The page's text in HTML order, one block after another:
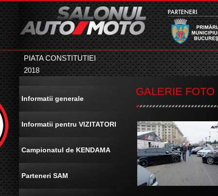
PIATA CONSTITUTIEI
2018
Informatii generale
Informatii pentru VIZITATORI
Campionatul de KENDAMA
Parteneri SAM
GALERIE